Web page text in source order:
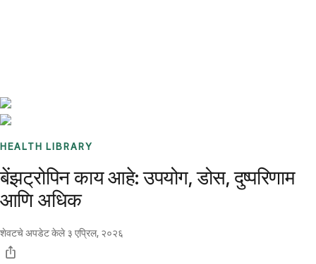
HEALTH LIBRARY
बेंझट्रोपिन काय आहे: उपयोग, डोस, दुष्परिणाम
आणि अधिक
शेवटचे अपडेट केले ३ एप्रिल, २०२६